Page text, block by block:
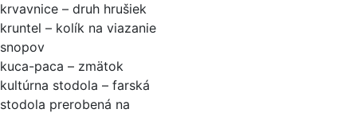
krvavnice – druh hrušiek
kruntel – kolík na viazanie
snopov
kuca-paca – zmätok
kultúrna stodola – farská
stodola prerobená na